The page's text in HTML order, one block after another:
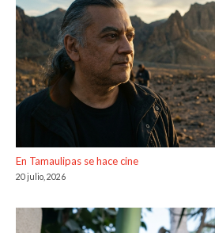
En Tamaulipas se hace cine
20 julio, 2026